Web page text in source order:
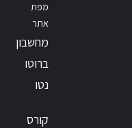
מפת
אתר
מחשבון
ברוטו
נטו
קורס